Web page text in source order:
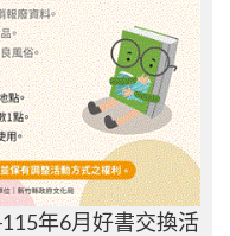
年6月好書交換活